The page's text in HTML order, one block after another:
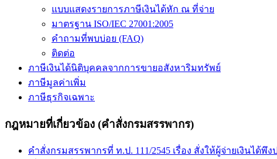
แบบแสดงรายการภาษีเงินได้หัก ณ ที่จ่าย
มาตรฐาน ISO/IEC 27001:2005
คำถามที่พบบ่อย (FAQ)
ติดต่อ
ภาษีเงินได้นิติบุคคลจากการขายอสังหาริมทรัพย์
ภาษีมูลค่าเพิ่ม
ภาษีธุรกิจเฉพาะ
กฎหมายที่เกี่ยวข้อง (คำสั่งกรมสรรพากร)
คำสั่งกรมสรรพากรที่ ท.ป. 111/2545 เรื่อง สั่งให้ผู้จ่ายเงินไ